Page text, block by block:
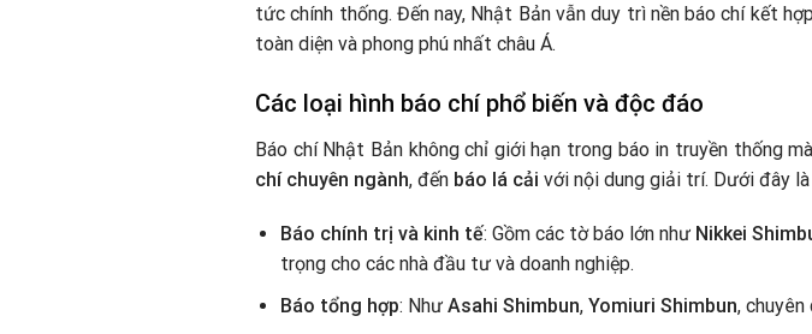
tức chính thống. Đến nay, Nhật Bản vẫn duy trì nền báo chí kết
toàn diện và phong phú nhất châu Á.
Các loại hình báo chí phổ biến và độc đáo
Báo chí Nhật Bản không chỉ giới hạn trong báo in truyền thống
chí chuyên ngành, đến báo lá cải với nội dung giải trí. Dưới đây
Báo chính trị và kinh tế: Gồm các tờ báo lớn như Nikkei
trọng cho các nhà đầu tư và doanh nghiệp.
Báo tổng hợp: Như Asahi Shimbun, Yomiuri Shimbun,